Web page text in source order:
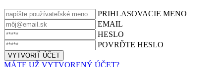
PRIHLASOVACIE MENO
EMAIL
HESLO
POVRĎTE HESLO
MÁTE UŽ VYTVORENÝ ÚČET?